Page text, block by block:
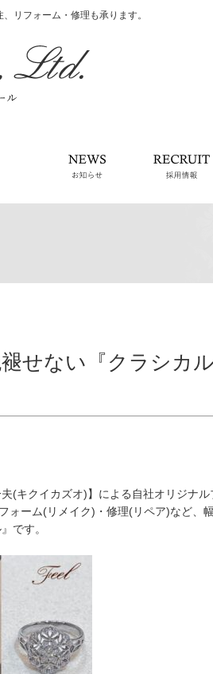
リフォーム・修理も承ります。
お知らせ
せない『クラシカ
(キクイカズオ)】による自社オリジナ
ォーム(リメイク)・修理(リペア)など、
です。